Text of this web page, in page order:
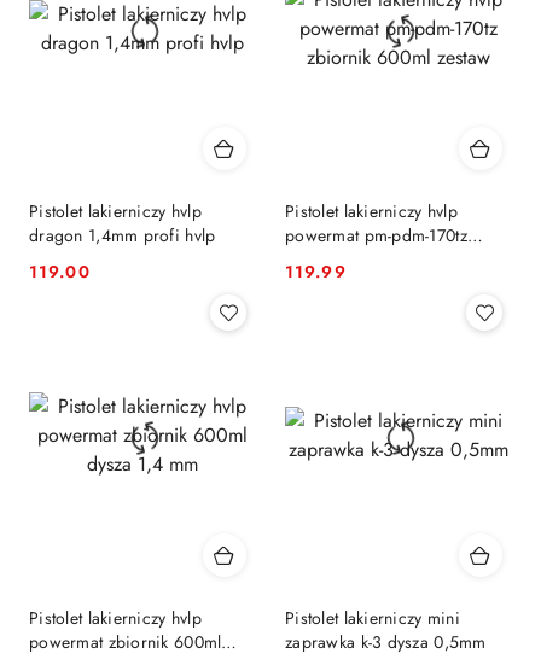
Pistolet lakierniczy hvlp
dragon 1,4mm profi hvlp
Cena:
119.00
Pistolet lakierniczy hvlp
powermat pm-pdm-170tz
Cena:
119.99
Pistolet lakierniczy hvlp
powermat zbiornik 600ml
Pistolet lakierniczy mini
zaprawka k-3 dysza 0,5mm